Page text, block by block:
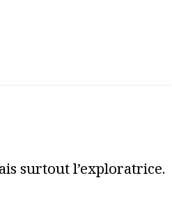
surtout l’exploratrice.